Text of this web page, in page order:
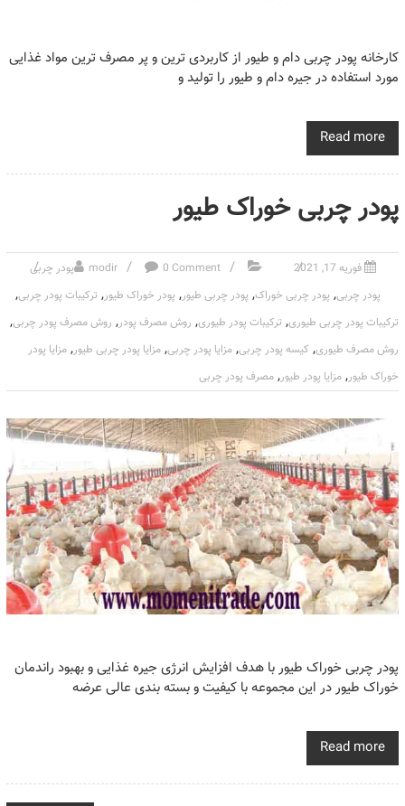
کارخانه پودر چربی دام و طیور از کاربردی ترین و پر مصرف ترین مواد غذایی
مورد استفاده در جیره دام و طیور را تولید و
Read more
پودر چربی خوراک طیور
فوریه 17, 2021 modir 0 Comment
پودر چربی
پودر چربی, پودر چربی خوراک, پودر چربی طیور, پودر خوراک طیور, ترکیبات پودر چربی,
ترکیبات پودر چربی طیوری, ترکیبات پودر طیوری, روش مصرف پودر, روش مصرف پودر چربی,
روش مصرف طیوری, کیسه پودر چربی, مزایا پودر چربی, مزایا پودر چربی طیور, مزایا پودر
خوراک طیور, مزایا پودر طیور, مصرف پودر چربی
پودر چربی خوراک طیور با هدف افزایش انرژی جیره غذایی و بهبود راندمان
خوراک طیور در این مجموعه با کیفیت و بسته بندی عالی عرضه
Read more